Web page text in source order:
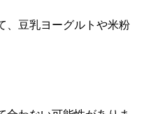
、豆乳ヨーグルトや米粉